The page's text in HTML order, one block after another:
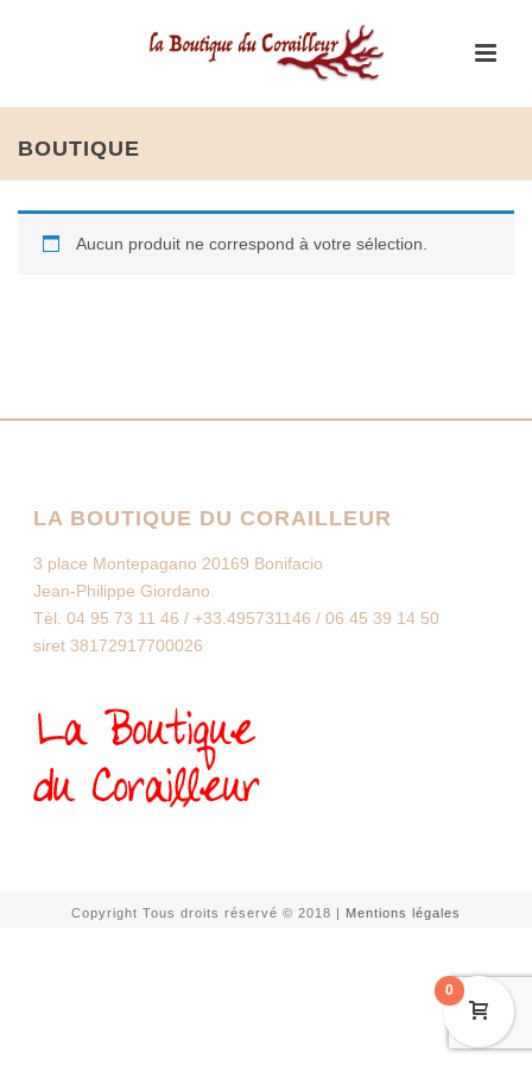
BOUTIQUE
Aucun produit ne correspond à votre sélection.
LA BOUTIQUE DU CORAILLEUR
3 place Montepagano 20169 Bonifacio
Jean-Philippe Giordano.
Tél. 04 95 73 11 46 / +33.495731146 / 06 45 39 14 50
siret 38172917700026
Copyright Tous droits réservé © 2018 | Mentions légales
0